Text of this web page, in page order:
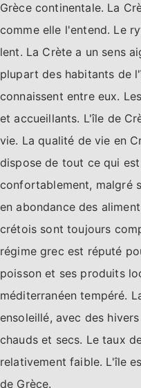
Grèce continentale. La
comme elle l'entend. Le
lent. La Crète a un sens
plupart des habitants de
connaissent entre eux.
et accueillants. L'île de
vie. La qualité de vie en
dispose de tout ce qui
confortablement, malgré
en abondance des
crétois sont toujours
régime grec est réputé
poisson et ses produits
méditerranéen tempéré.
ensoleillé, avec des
chauds et secs. Le taux
relativement faible. L'île
de Grèce.